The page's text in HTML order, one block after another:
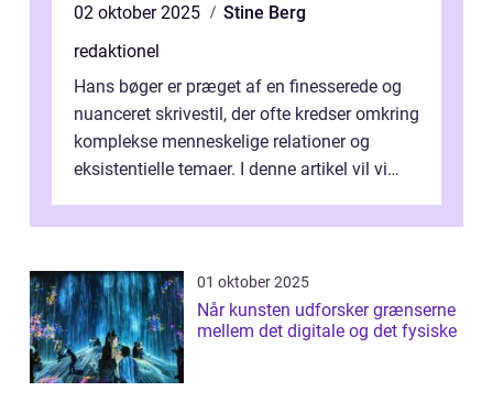
02 oktober 2025
Stine Berg
redaktionel
Hans bøger er præget af en finesserede og
nuanceret skrivestil, der ofte kredser omkring
komplekse menneskelige relationer og
eksistentielle temaer. I denne artikel vil vi
01 oktober 2025
Når kunsten udforsker grænserne
mellem det digitale og det fysiske